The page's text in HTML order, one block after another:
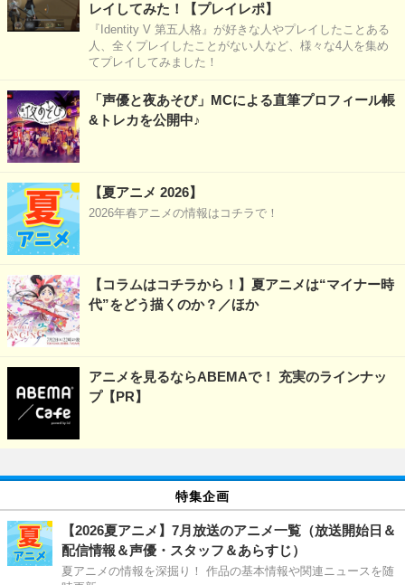
レイしてみた！【プレイレポ】
『Identity V 第五人格』が好きな人やプレイしたことある
人、全くプレイしたことがない人など、様々な4人を集め
てプレイしてみました！
「声優と夜あそび」MCによる直筆プロフィール帳
&トレカを公開中♪
【夏アニメ 2026】
2026年春アニメの情報はコチラで！
【コラムはコチラから！】夏アニメは“マイナー時
代”をどう描くのか？／ほか
アニメを見るならABEMAで！ 充実のラインナッ
プ【PR】
特集企画
【2026夏アニメ】7月放送のアニメ一覧（放送開始日＆
配信情報＆声優・スタッフ＆あらすじ）
夏アニメの情報を深掘り！ 作品の基本情報や関連ニュースを随